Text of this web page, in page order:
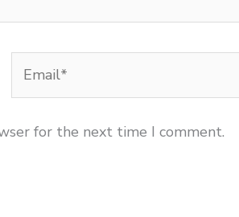
for the next time I comment.